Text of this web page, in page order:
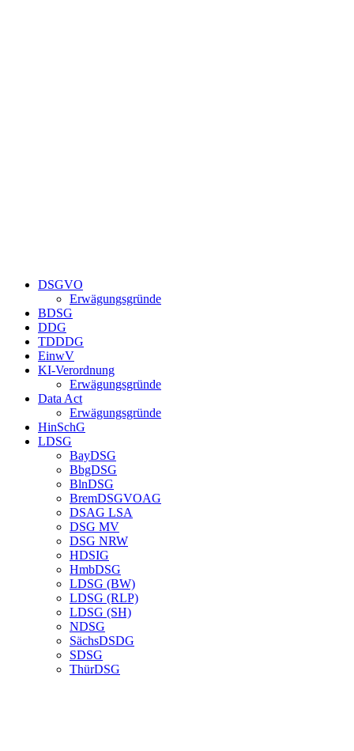
DSGVO
Erwägungsgründe
BDSG
DDG
TDDDG
EinwV
KI-Verordnung
Erwägungsgründe
Data Act
Erwägungsgründe
HinSchG
LDSG
BayDSG
BbgDSG
BlnDSG
BremDSGVOAG
DSAG LSA
DSG MV
DSG NRW
HDSIG
HmbDSG
LDSG (BW)
LDSG (RLP)
LDSG (SH)
NDSG
SächsDSDG
SDSG
ThürDSG